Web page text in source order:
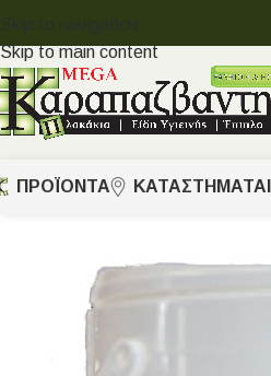
Skip to navigation
Skip to main content
ΠΡΟΪΟΝΤΑ ΚΑΤΑΣΤΗΜΑΤΑ